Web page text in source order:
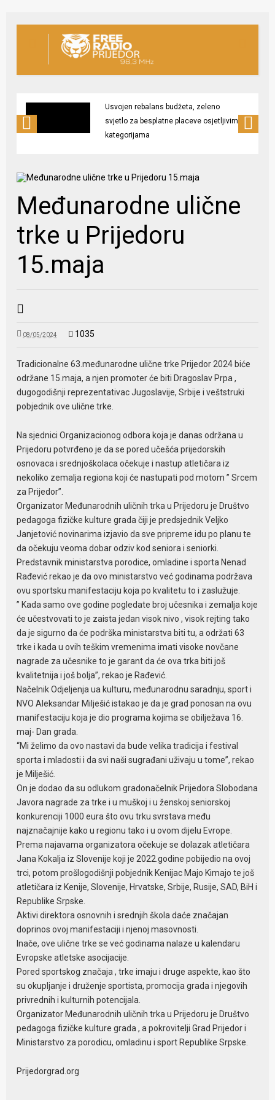
Usvojen rebalans budžeta, zeleno
svjetlo za besplatne placeve osjetljivim
kategorijama
Međunarodne ulične
trke u Prijedoru
15.maja
08/05/2024 1035
Tradicionalne 63.međunarodne ulične trke Prijedor 2024 biće
održane 15.maja, a njen promoter će biti Dragoslav Prpa ,
dugogodišnji reprezentativac Jugoslavije, Srbije i veštstruki
pobjednik ove ulične trke.
Na sjednici Organizacionog odbora koja je danas održana u
Prijedoru potvrđeno je da se pored učešća prijedorskih
osnovaca i srednjoškolaca očekuje i nastup atletičara iz
nekoliko zemalja regiona koji će nastupati pod motom ” Srcem
za Prijedor”.
Organizator Međunarodnih uličnih trka u Prijedoru je Društvo
pedagoga fizičke kulture grada čiji je predsjednik Veljko
Janjetović novinarima izjavio da sve pripreme idu po planu te
da očekuju veoma dobar odziv kod seniora i seniorki.
Predstavnik ministarstva porodice, omladine i sporta Nenad
Rađević rekao je da ovo ministarstvo već godinama podržava
ovu sportsku manifestaciju koja po kvalitetu to i zaslužuje.
” Kada samo ove godine pogledate broj učesnika i zemalja koje
će učestvovati to je zaista jedan visok nivo , visok rejting tako
da je sigurno da će podrška ministarstva biti tu, a održati 63
trke i kada u ovih teškim vremenima imati visoke novčane
nagrade za učesnike to je garant da će ova trka biti još
kvalitetnija i još bolja”, rekao je Rađević.
Načelnik Odjeljenja ua kulturu, međunarodnu saradnju, sport i
NVO Aleksandar Milješić istakao je da je grad ponosan na ovu
manifestaciju koja je dio programa kojima se obilježava 16.
maj- Dan grada.
“Mi želimo da ovo nastavi da bude velika tradicija i festival
sporta i mladosti i da svi naši sugrađani uživaju u tome”, rekao
je Milješić.
On je dodao da su odlukom gradonačelnik Prijedora Slobodana
Javora nagrade za trke i u muškoj i u ženskoj seniorskoj
konkurenciji 1000 eura što ovu trku svrstava među
najznačajnije kako u regionu tako i u ovom dijelu Evrope.
Prema najavama organizatora očekuje se dolazak atletičara
Jana Kokalja iz Slovenije koji je 2022.godine pobijedio na ovoj
trci, potom prošlogodišnji pobjednik Kenijac Majo Kimajo te još
atletičara iz Kenije, Slovenije, Hrvatske, Srbije, Rusije, SAD, BiH i
Republike Srpske.
Aktivi direktora osnovnih i srednjih škola daće značajan
doprinos ovoj manifestaciji i njenoj masovnosti.
Inače, ove ulične trke se već godinama nalaze u kalendaru
Evropske atletske asocijacije.
Pored sportskog značaja , trke imaju i druge aspekte, kao što
su okupljanje i druženje sportista, promocija grada i njegovih
privrednih i kulturnih potencijala.
Organizator Međunarodnih uličnih trka u Prijedoru je Društvo
pedagoga fizičke kulture grada , a pokrovitelji Grad Prijedor i
Ministarstvo za porodicu, omladinu i sport Republike Srpske.
Prijedorgrad.org